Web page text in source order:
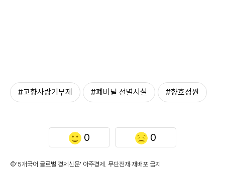
#고향사랑기부제 #폐비닐 선별시설 #향호정원
0 0
©'5개국어 글로벌 경제신문' 아주경제. 무단전재·재배포 금지